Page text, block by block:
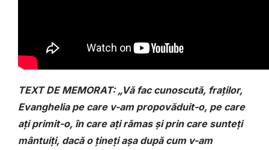
TEXT DE MEMORAT: „Vă fac cunoscută, fraților,
Evanghelia pe care v-am propovăduit-o, pe care
ați primit-o, în care ați rămas și prin care sunteți
mântuiți, dacă o țineți așa după cum v-am